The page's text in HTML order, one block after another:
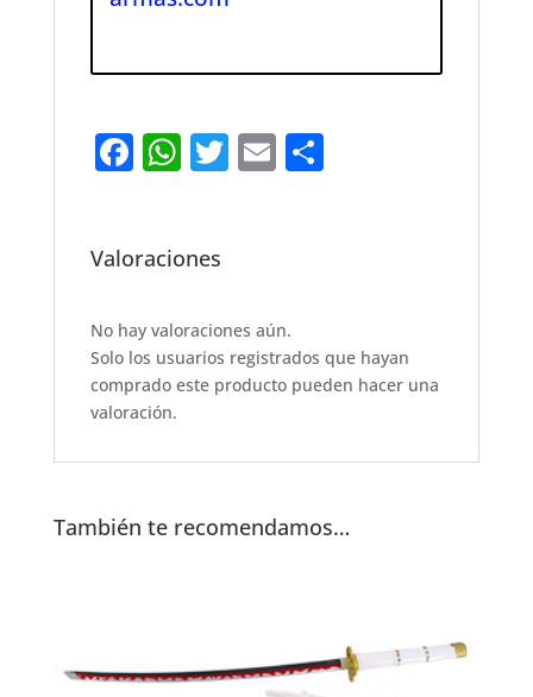
F
e
o
o
k
W
s
p
p
T E S
Valoraciones
No hay valoraciones aún.
Solo los usuarios registrados que hayan
comprado este producto pueden hacer una
valoración.
También te recomendamos…